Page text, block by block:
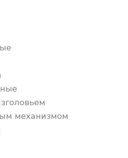
механизмом